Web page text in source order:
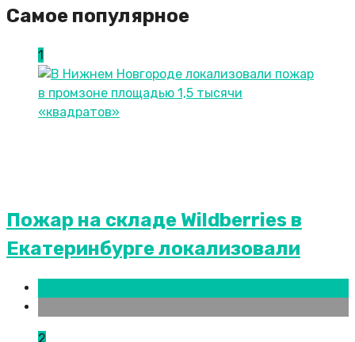
Самое популярное
1
Пожар на складе Wildberries в
Екатеринбурге локализовали
2